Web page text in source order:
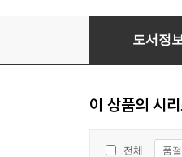
Reading
도서정
이 상품의 시
전체 품